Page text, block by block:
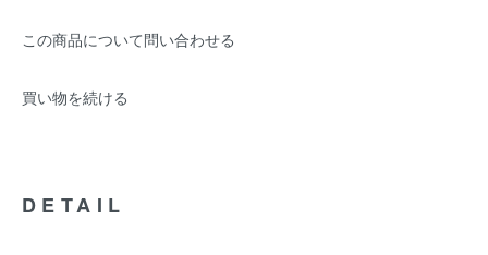
この商品について問い合わせる
買い物を続ける
DETAIL